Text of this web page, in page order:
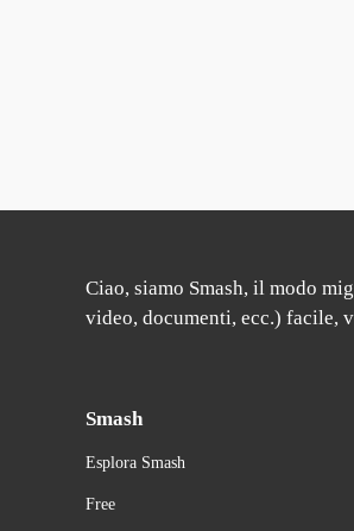
Ciao, siamo Smash, il modo
video, documenti, ecc.) facile,
Smash
Esplora Smash
Free